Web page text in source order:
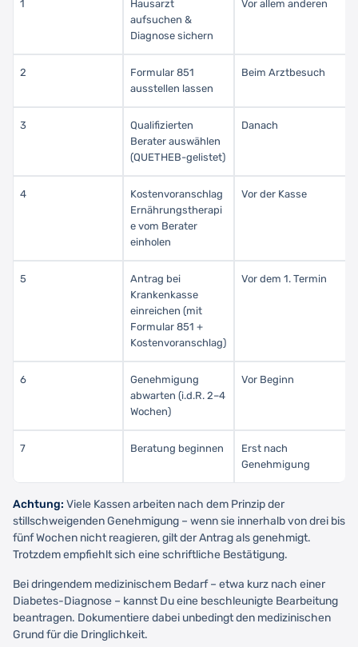
1
Hausarzt
aufsuchen &
Diagnose sichern
Vor allem anderen
2
Formular 851
ausstellen lassen
Beim Arztbesuch
3
Qualifizierten
Berater auswählen
(QUETHEB-gelistet)
Danach
4
Kostenvoranschlag
Ernährungstherapi
e vom Berater
einholen
Vor der Kasse
5
Antrag bei
Krankenkasse
einreichen (mit
Formular 851 +
Kostenvoranschlag)
Vor dem 1. Termin
6
Genehmigung
abwarten (i.d.R. 2–4
Wochen)
Vor Beginn
7 Beratung beginnen
Erst nach
Genehmigung
Achtung: Viele Kassen arbeiten nach dem Prinzip der
stillschweigenden Genehmigung – wenn sie innerhalb von drei bis
fünf Wochen nicht reagieren, gilt der Antrag als genehmigt.
Trotzdem empfiehlt sich eine schriftliche Bestätigung.
Bei dringendem medizinischem Bedarf – etwa kurz nach einer
Diabetes-Diagnose – kannst Du eine beschleunigte Bearbeitung
beantragen. Dokumentiere dabei unbedingt den medizinischen
Grund für die Dringlichkeit.